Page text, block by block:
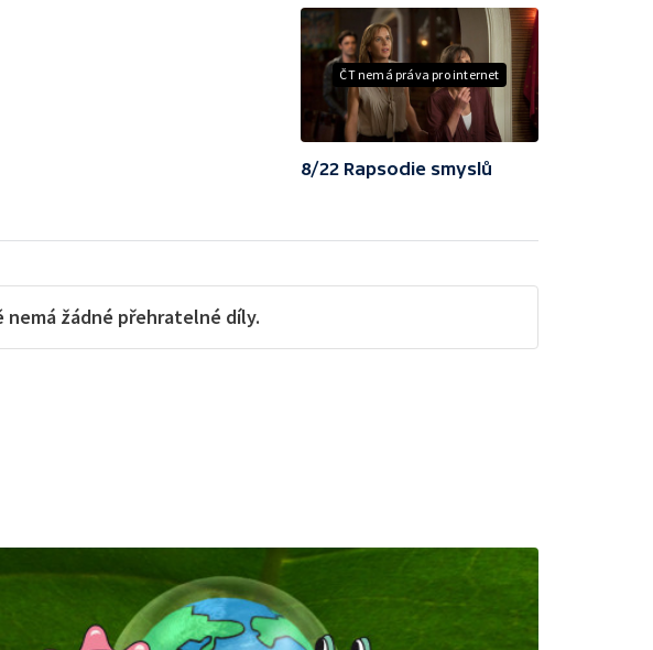
ČT nemá práva pro internet
8/22 Rapsodie smyslů
žádné přehratelné díly.